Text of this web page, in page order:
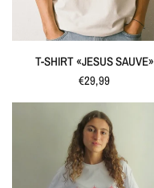
SCHNELLANSICHT
T-SHIRT «JESUS SAUVE»
€29,99